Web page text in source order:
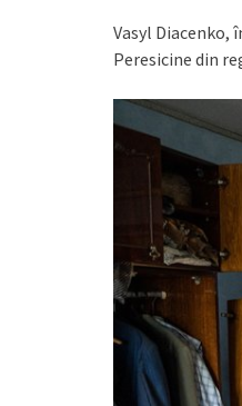
Vasyl Diacenko,
Peresicine din